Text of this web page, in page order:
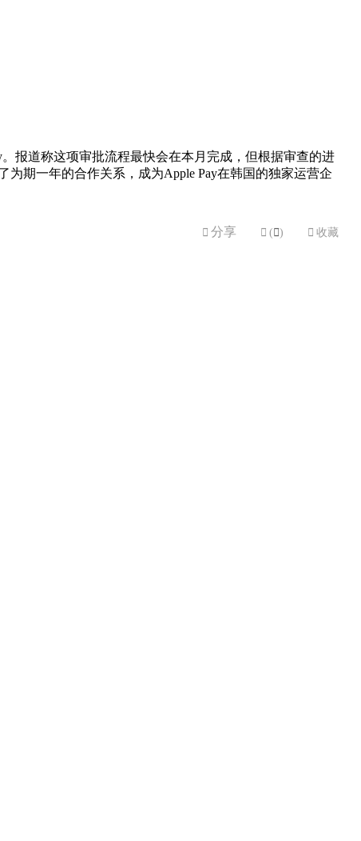
报道称这项审批流程最快会在本月完成，但根据审查的进
为期一年的合作关系，成为Apple Pay在韩国的独家运营企
 分享  ( )  收藏